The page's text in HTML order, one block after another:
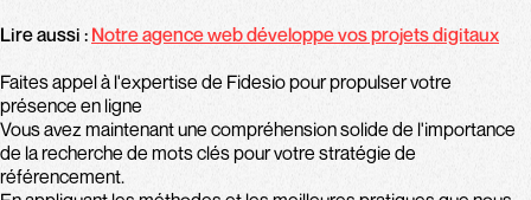
Lire aussi : Notre agence web développe vos projets digitaux
Faites appel à l'expertise de Fidesio pour propulser votre
présence en ligne
Vous avez maintenant une compréhension solide de l'importance
de la recherche de mots clés pour votre stratégie de
référencement.